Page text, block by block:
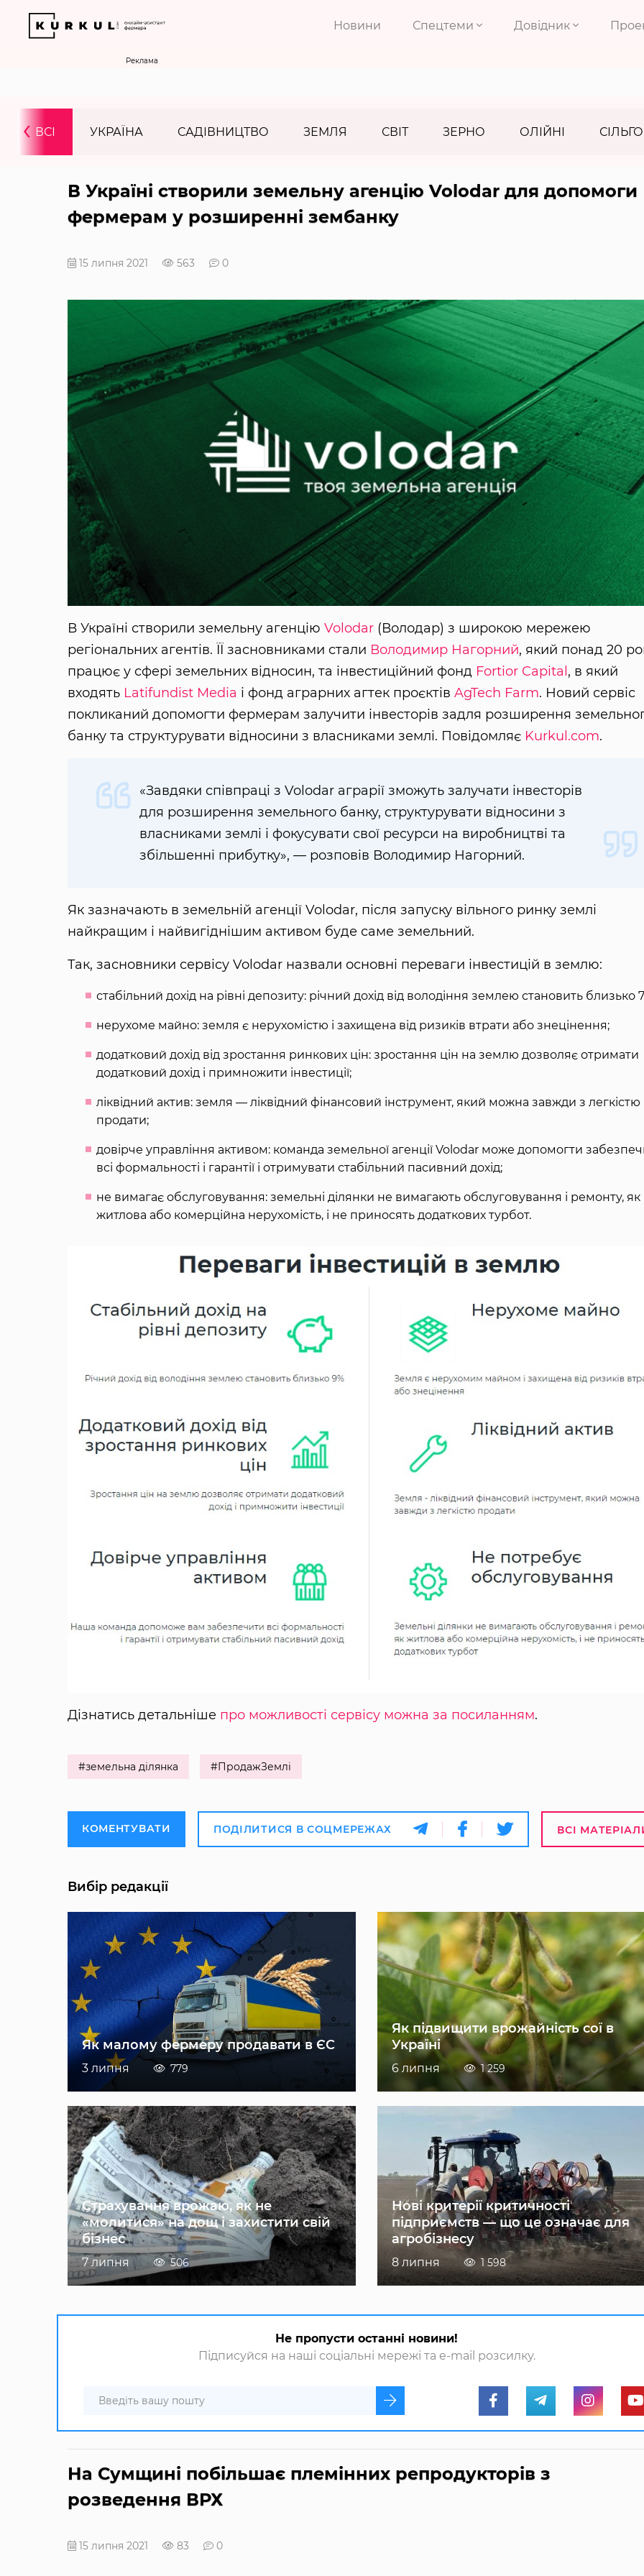
Новини Спецтеми Довідник
Реклама
ВСІ УКРАЇНА САДІВНИЦТВО ЗЕМЛЯ СВІТ ЗЕРНО ОЛІЙНІ
‹
В Україні створили земельну агенцію Volodar для допомоги
фермерам у розширенні зембанку
15 липня 2021 563 0
В Україні створили земельну агенцію Volodar(Володар) з широкою мережею
регіональних агентів. ЇЇ засновниками стали Володимир Нагорний, який понад 20
працює у сфері земельних відносин, та інвестиційний фонд Fortior Capital , в який
входять Latifundist Media і фонд аграрних агтек проєктів AgTech Farm. Новий сервіс
покликаний допомогти фермерам залучити інвесторів задля розширення
банку та структурувати відносини з власниками землі. Повідомляє Kurkul.com.
«Завдяки співпраці з Volodar аграрії зможуть залучати інвесторів
для розширення земельного банку, структурувати відносини з
власниками землі і фокусувати свої ресурси на виробництві та
збільшенні прибутку», — розповів Володимир Нагорний.
Як зазначають в земельній агенції Volodar, після запуску вільного ринку землі
найкращим і найвигіднішим активом буде саме земельний.
Так, засновники сервісу Volodar назвали основні переваги інвестицій в землю:
стабільний дохід на рівні депозиту: річний дохід від володіння землею становить близько
нерухоме майно: земля є нерухомістю і захищена від ризиків втрати або знецінення;
додатковий дохід від зростання ринкових цін: зростання цін на землю дозволяє отримати
додатковий дохід і примножити інвестиції;
ліквідний актив: земля — ​​ліквідний фінансовий інструмент, який можна завжди з легкістю
продати;
довірче управління активом: команда земельної агенції Volodar може допомогти
всі формальності і гарантії і отримувати стабільний пасивний дохід;
не вимагає обслуговування: земельні ділянки не вимагають обслуговування і ремонту, як
житлова або комерційна нерухомість, і не приносять додаткових турбот.
Дізнатись детальніше про можливості сервісу можна за посиланням.
#земельна ділянка #ПродажЗемлі
КОМЕНТУВАТИ ПОДІЛИТИСЯ В СОЦМЕРЕЖАХ ВСІ
Вибір редакції
Як малому фермеру продавати в ЄС
3 липня 779
Як підвищити врожайність сої в
Україні
6 липня 1 259
Страхування врожаю, як не
«молитися» на дощ і захистити свій
бізнес
7 липня 506
Нові критерії критичності
підприємств — що це означає для
агробізнесу
8 липня 1 598
Не пропусти останні новини!
Підписуйся на наші соціальні мережі та e-mail розсилку.
На Сумщині побільшає племінних репродукторів з
розведення ВРХ
15 липня 2021 83 0